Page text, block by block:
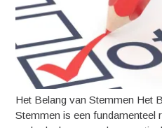
Het Belang van Stemmen Het
Stemmen is een fundamenteel